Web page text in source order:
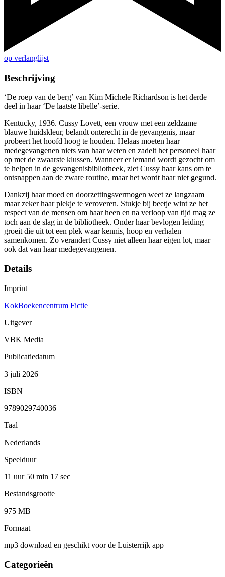
op verlanglijst
Beschrijving
‘De roep van de berg’ van Kim Michele Richardson is het derde
deel in haar ‘De laatste libelle’-serie.
Kentucky, 1936. Cussy Lovett, een vrouw met een zeldzame
blauwe huidskleur, belandt onterecht in de gevangenis, maar
probeert het hoofd hoog te houden. Helaas moeten haar
medegevangenen niets van haar weten en zadelt het personeel haar
op met de zwaarste klussen. Wanneer er iemand wordt gezocht om
te helpen in de gevangenisbibliotheek, ziet Cussy haar kans om te
ontsnappen aan de zware routine, maar het wordt haar niet gegund.
Dankzij haar moed en doorzettingsvermogen weet ze langzaam
maar zeker haar plekje te veroveren. Stukje bij beetje wint ze het
respect van de mensen om haar heen en na verloop van tijd mag ze
toch aan de slag in de bibliotheek. Onder haar bevlogen leiding
groeit die uit tot een plek waar kennis, hoop en verhalen
samenkomen. Zo verandert Cussy niet alleen haar eigen lot, maar
ook dat van haar medegevangenen.
Details
Imprint
KokBoekencentrum Fictie
Uitgever
VBK Media
Publicatiedatum
3 juli 2026
ISBN
9789029740036
Taal
Nederlands
Speelduur
11 uur 50 min 17 sec
Bestandsgrootte
975 MB
Formaat
mp3 download en geschikt voor de Luisterrijk app
Categorieën